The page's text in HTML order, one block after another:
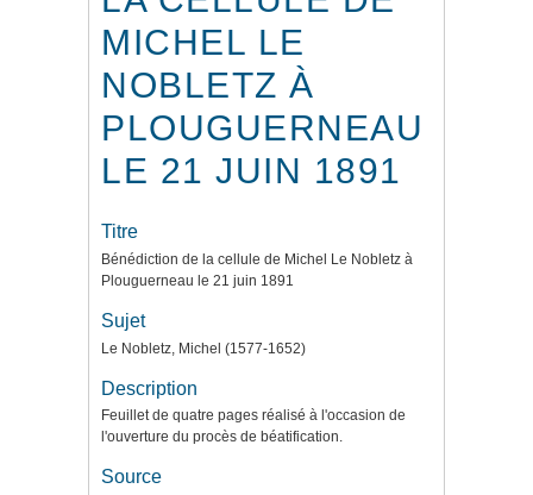
MICHEL LE
NOBLETZ À
PLOUGUERNEAU
LE 21 JUIN 1891
Titre
Bénédiction de la cellule de Michel Le Nobletz à
Plouguerneau le 21 juin 1891
Sujet
Le Nobletz, Michel (1577-1652)
Description
Feuillet de quatre pages réalisé à l'occasion de
l'ouverture du procès de béatification.
Source